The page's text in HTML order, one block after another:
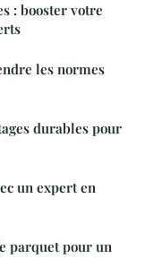
: booster votre
les normes
durables pour
un expert en
parquet pour un